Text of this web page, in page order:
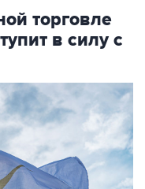
торговле
в силу с